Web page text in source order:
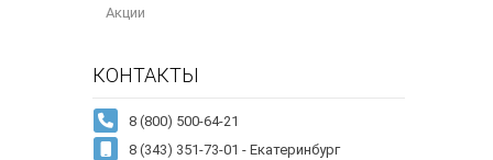
Акции
КОНТАКТЫ
8 (343) 351-73-01 - Екатеринбург